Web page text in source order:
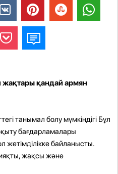
жақтары қандай армян
танымал болу мүмкіндігі Бұл
бағдарламалары
жетімділікке байланысты.
жақсы және